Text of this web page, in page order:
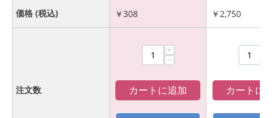
価格 (税込) ￥308 ￥ 2,750
注文数
+
−
カートに追加 カートに